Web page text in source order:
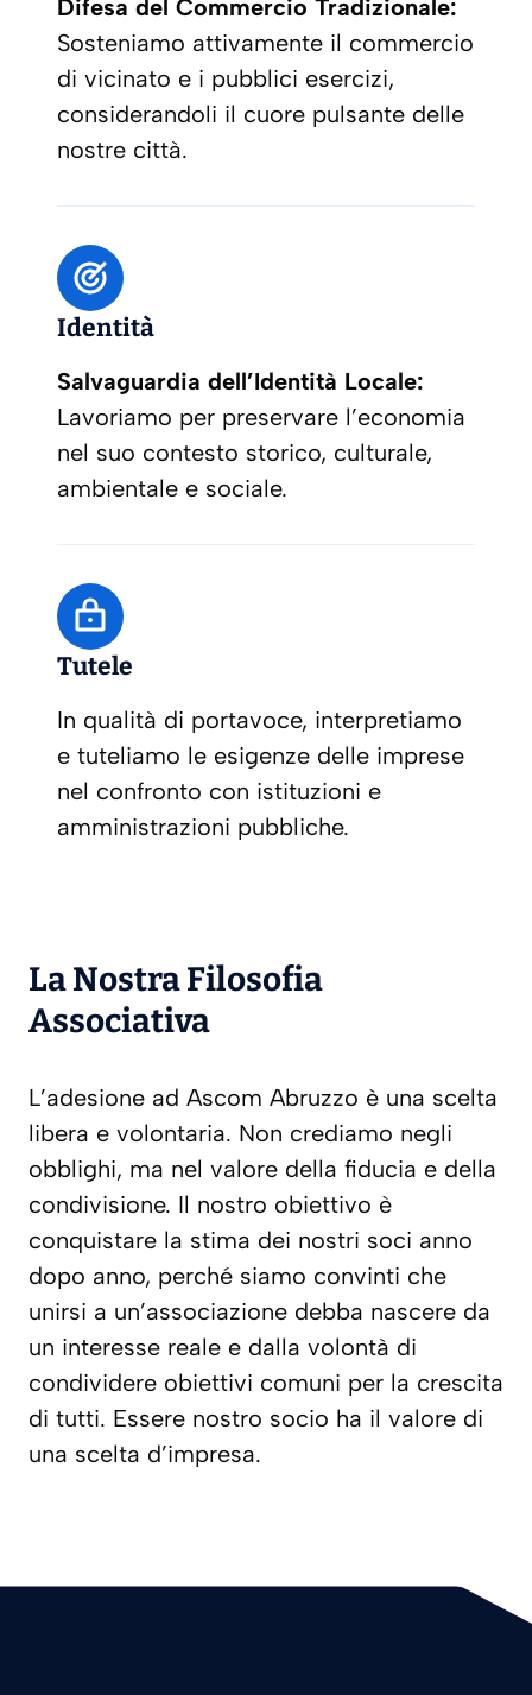
Difesa del Commercio Tradizionale:
Sosteniamo attivamente il commercio
di vicinato e i pubblici esercizi,
considerandoli il cuore pulsante delle
nostre città.
Identità
Salvaguardia dell’Identità Locale:
Lavoriamo per preservare l’economia
nel suo contesto storico, culturale,
ambientale e sociale.
Tutele
In qualità di portavoce, interpretiamo
e tuteliamo le esigenze delle imprese
nel confronto con istituzioni e
amministrazioni pubbliche.
La Nostra Filosofia
Associativa
L’adesione ad Ascom Abruzzo è una scelta
libera e volontaria. Non crediamo negli
obblighi, ma nel valore della fiducia e della
condivisione. Il nostro obiettivo è
conquistare la stima dei nostri soci anno
dopo anno, perché siamo convinti che
unirsi a un’associazione debba nascere da
un interesse reale e dalla volontà di
condividere obiettivi comuni per la crescita
di tutti. Essere nostro socio ha il valore di
una scelta d’impresa.